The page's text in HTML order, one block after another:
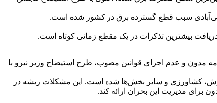
سبب قطع گسترده برق در کشور شده است.
بیشترین تذکرات در یک مقطع زمانی کوتاه است.
مدون و عدم اجرای قوانین مصوب، طرح استیضاح وزیر نیرو با
کشاورزی و سایر بخش‌ها شده است. این مشکلات ریشه در
مدیریت این بحران ارائه کند.